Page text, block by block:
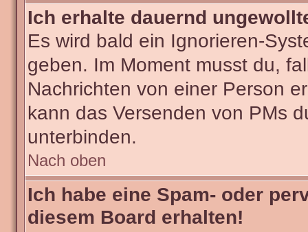
Ich erhalte dauernd
Es wird bald ein Ignorieren-
geben. Im Moment musst du,
Nachrichten von einer Person
kann das Versenden von PMs
unterbinden.
Nach oben
Ich habe eine Spam- oder
diesem Board erhalten!